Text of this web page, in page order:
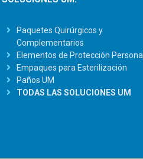
Paquetes Quirúrgicos y
Complementarios
Elementos de Protección Personal
Empaques para Esterilización
Paños UM
TODAS LAS SOLUCIONES UM